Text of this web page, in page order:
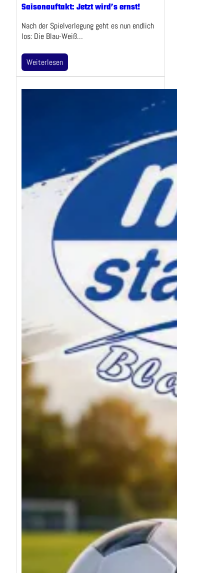
Saisonauftakt: Jetzt wird’s ernst!
Nach der Spielverlegung geht es nun endlich
los: Die Blau-Weiß…
Weiterlesen